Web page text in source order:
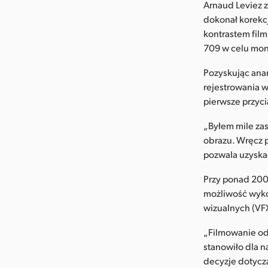
Arnaud Leviez
dokonał
kontrastem
709 w celu
Pozyskując
rejestrowania
pierwsze
„Byłem mile
obrazu. Wręcz
pozwala
Przy ponad
możliwość
wizualnych
„Filmowanie
stanowiło dla
decyzje